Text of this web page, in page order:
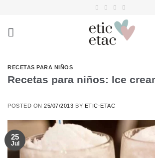
RECETAS PARA NIÑOS
Recetas para niños: Ice
POSTED ON25/07/2013 BY ETIC-ETAC
25
Jul